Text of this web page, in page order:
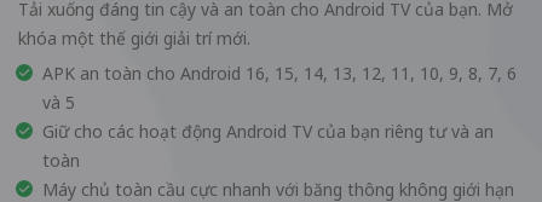
Tải xuống đáng tin cậy và an toàn cho Android TV của bạn. Mở
khóa một thế giới giải trí mới.
APK an toàn cho Android 16, 15, 14, 13, 12, 11, 10, 9, 8, 7, 6
và 5
Giữ cho các hoạt động Android TV của bạn riêng tư và an
toàn
Máy chủ toàn cầu cực nhanh với băng thông không giới hạn